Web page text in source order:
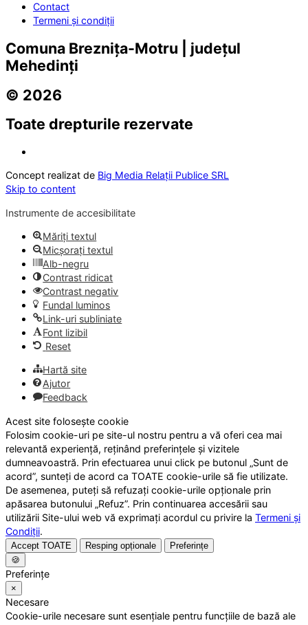
Contact
Termeni și condiții
Comuna Breznița-Motru | județul
Mehedinți
© 2026
Toate drepturile rezervate
Concept realizat de Big Media Relații Publice SRL
Skip to content
Instrumente de accesibilitate
Măriți textul
Micșorați textul
Alb-negru
Contrast ridicat
Contrast negativ
Fundal luminos
Link-uri subliniate
Font lizibil
Reset
Hartă site
Ajutor
Feedback
Acest site folosește cookie
Folosim cookie-uri pe site-ul nostru pentru a vă oferi cea mai
relevantă experiență, reținând preferințele și vizitele
dumneavoastră. Prin efectuarea unui click pe butonul „Sunt de
acord”, sunteți de acord ca TOATE cookie-urile să fie utilizate.
De asemenea, puteți să refuzați cookie-urile opționale prin
apăsarea butonului „Refuz”. Prin continuarea accesării sau
utilizării Site-ului web vă exprimați acordul cu privire la Termeni și
Condiții.
Accept TOATE Resping opționale
Preferințe
🍪
Preferințe
×
Necesare
Cookie-urile necesare sunt esențiale pentru funcțiile de bază ale